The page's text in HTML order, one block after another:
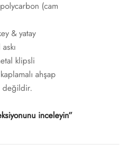
(cam
& yatay
klipsli
ahşap
değildir.
inceleyin”